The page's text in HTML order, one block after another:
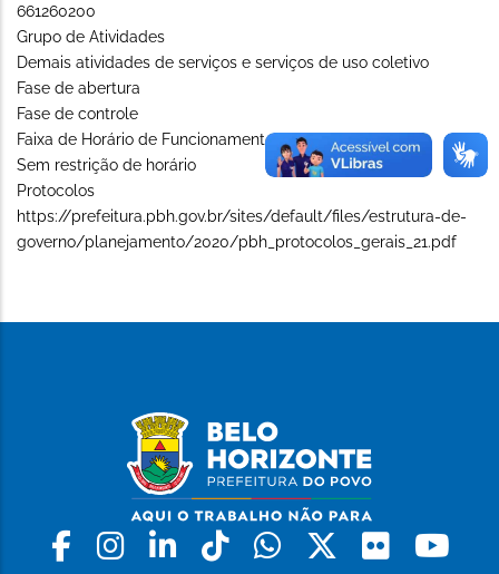
661260200
Grupo de Atividades
Demais atividades de serviços e serviços de uso coletivo
Fase de abertura
Fase de controle
Faixa de Horário de Funcionamento (Long)
Sem restrição de horário
Protocolos
https://prefeitura.pbh.gov.br/sites/default/files/estrutura-de-
governo/planejamento/2020/pbh_protocolos_gerais_21.pdf
Facebook
Instagram
LinkedinTiktokWhatsapp
X Flickr